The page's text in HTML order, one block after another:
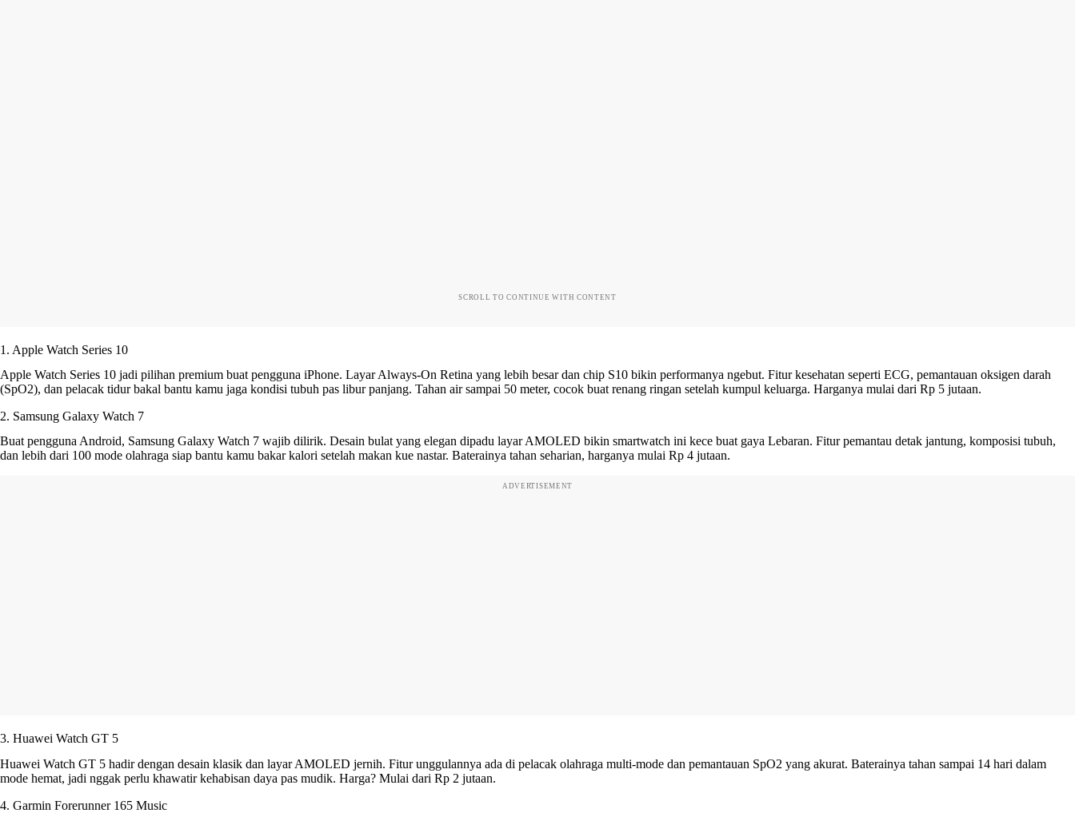
SCROLL TO CONTINUE WITH CONTENT
1. Apple Watch Series 10
Apple Watch Series 10 jadi pilihan premium buat pengguna iPhone. Layar Always-On Retina yang lebih besar dan chip S10 bikin performanya ngebut. Fitur kesehatan seperti ECG, pemantauan oksigen darah
(SpO2), dan pelacak tidur bakal bantu kamu jaga kondisi tubuh pas libur panjang. Tahan air sampai 50 meter, cocok buat renang ringan setelah kumpul keluarga. Harganya mulai dari Rp 5 jutaan.
2. Samsung Galaxy Watch 7
Buat pengguna Android, Samsung Galaxy Watch 7 wajib dilirik. Desain bulat yang elegan dipadu layar AMOLED bikin smartwatch ini kece buat gaya Lebaran. Fitur pemantau detak jantung, komposisi tubuh,
dan lebih dari 100 mode olahraga siap bantu kamu bakar kalori setelah makan kue nastar. Baterainya tahan seharian, harganya mulai Rp 4 jutaan.
ADVERTISEMENT
3. Huawei Watch GT 5
Huawei Watch GT 5 hadir dengan desain klasik dan layar AMOLED jernih. Fitur unggulannya ada di pelacak olahraga multi-mode dan pemantauan SpO2 yang akurat. Baterainya tahan sampai 14 hari dalam
mode hemat, jadi nggak perlu khawatir kehabisan daya pas mudik. Harga? Mulai dari Rp 2 jutaan.
4. Garmin Forerunner 165 Music